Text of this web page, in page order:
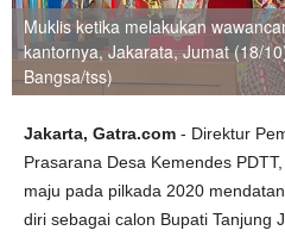
Muklis ketika melakukan
kantornya, Jakarata, Jumat (18/
Bangsa/tss)
Jakarta, Gatra.com - Direktur
Prasarana Desa Kemendes
maju pada pilkada 2020
diri sebagai calon Bupati Tanjung